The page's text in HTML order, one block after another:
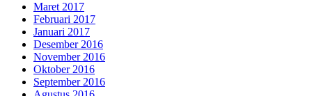
Maret 2017
Februari 2017
Januari 2017
Desember 2016
November 2016
Oktober 2016
September 2016